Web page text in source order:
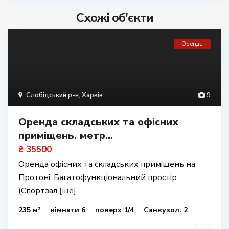
Схожі об'єкти
9
Слобідський р-н, Харків
Оренда
Оренда складських та офісних
приміщень. метр...
₴ 35500
Оренда офісних та складських приміщень на
Протоні. Багатофункціональний простір
(Спортзал [ще]
235 м² кімнати 6 поверх 1/4 Санвузол: 2